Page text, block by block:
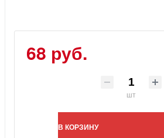
68 руб.
шт
В КОРЗИНУ